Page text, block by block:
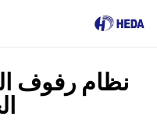
نظام رفوف